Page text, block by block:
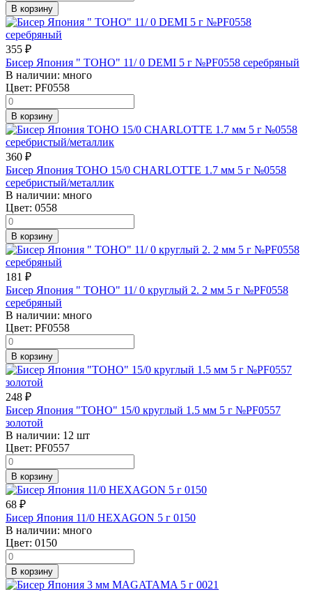
В корзину
355 ₽
Бисер Япония " TOHO" 11/ 0 DEMI 5 г №PF0558 серебряный
В наличии: много
Цвет: PF0558
В корзину
360 ₽
Бисер Япония TOHO 15/0 CHARLOTTE 1.7 мм 5 г №0558
серебристый/металлик
В наличии: много
Цвет: 0558
В корзину
181 ₽
Бисер Япония " TOHO" 11/ 0 круглый 2. 2 мм 5 г №PF0558
серебряный
В наличии: много
Цвет: PF0558
В корзину
248 ₽
Бисер Япония "TOHO" 15/0 круглый 1.5 мм 5 г №PF0557
золотой
В наличии: 12 шт
Цвет: PF0557
В корзину
68 ₽
Бисер Япония 11/0 HEXAGON 5 г 0150
В наличии: много
Цвет: 0150
В корзину